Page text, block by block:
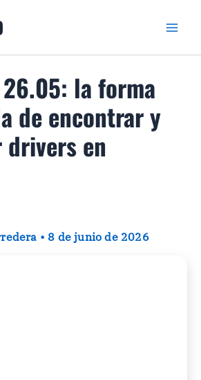
la forma
de encontrar y
en
• 8 de junio de 2026